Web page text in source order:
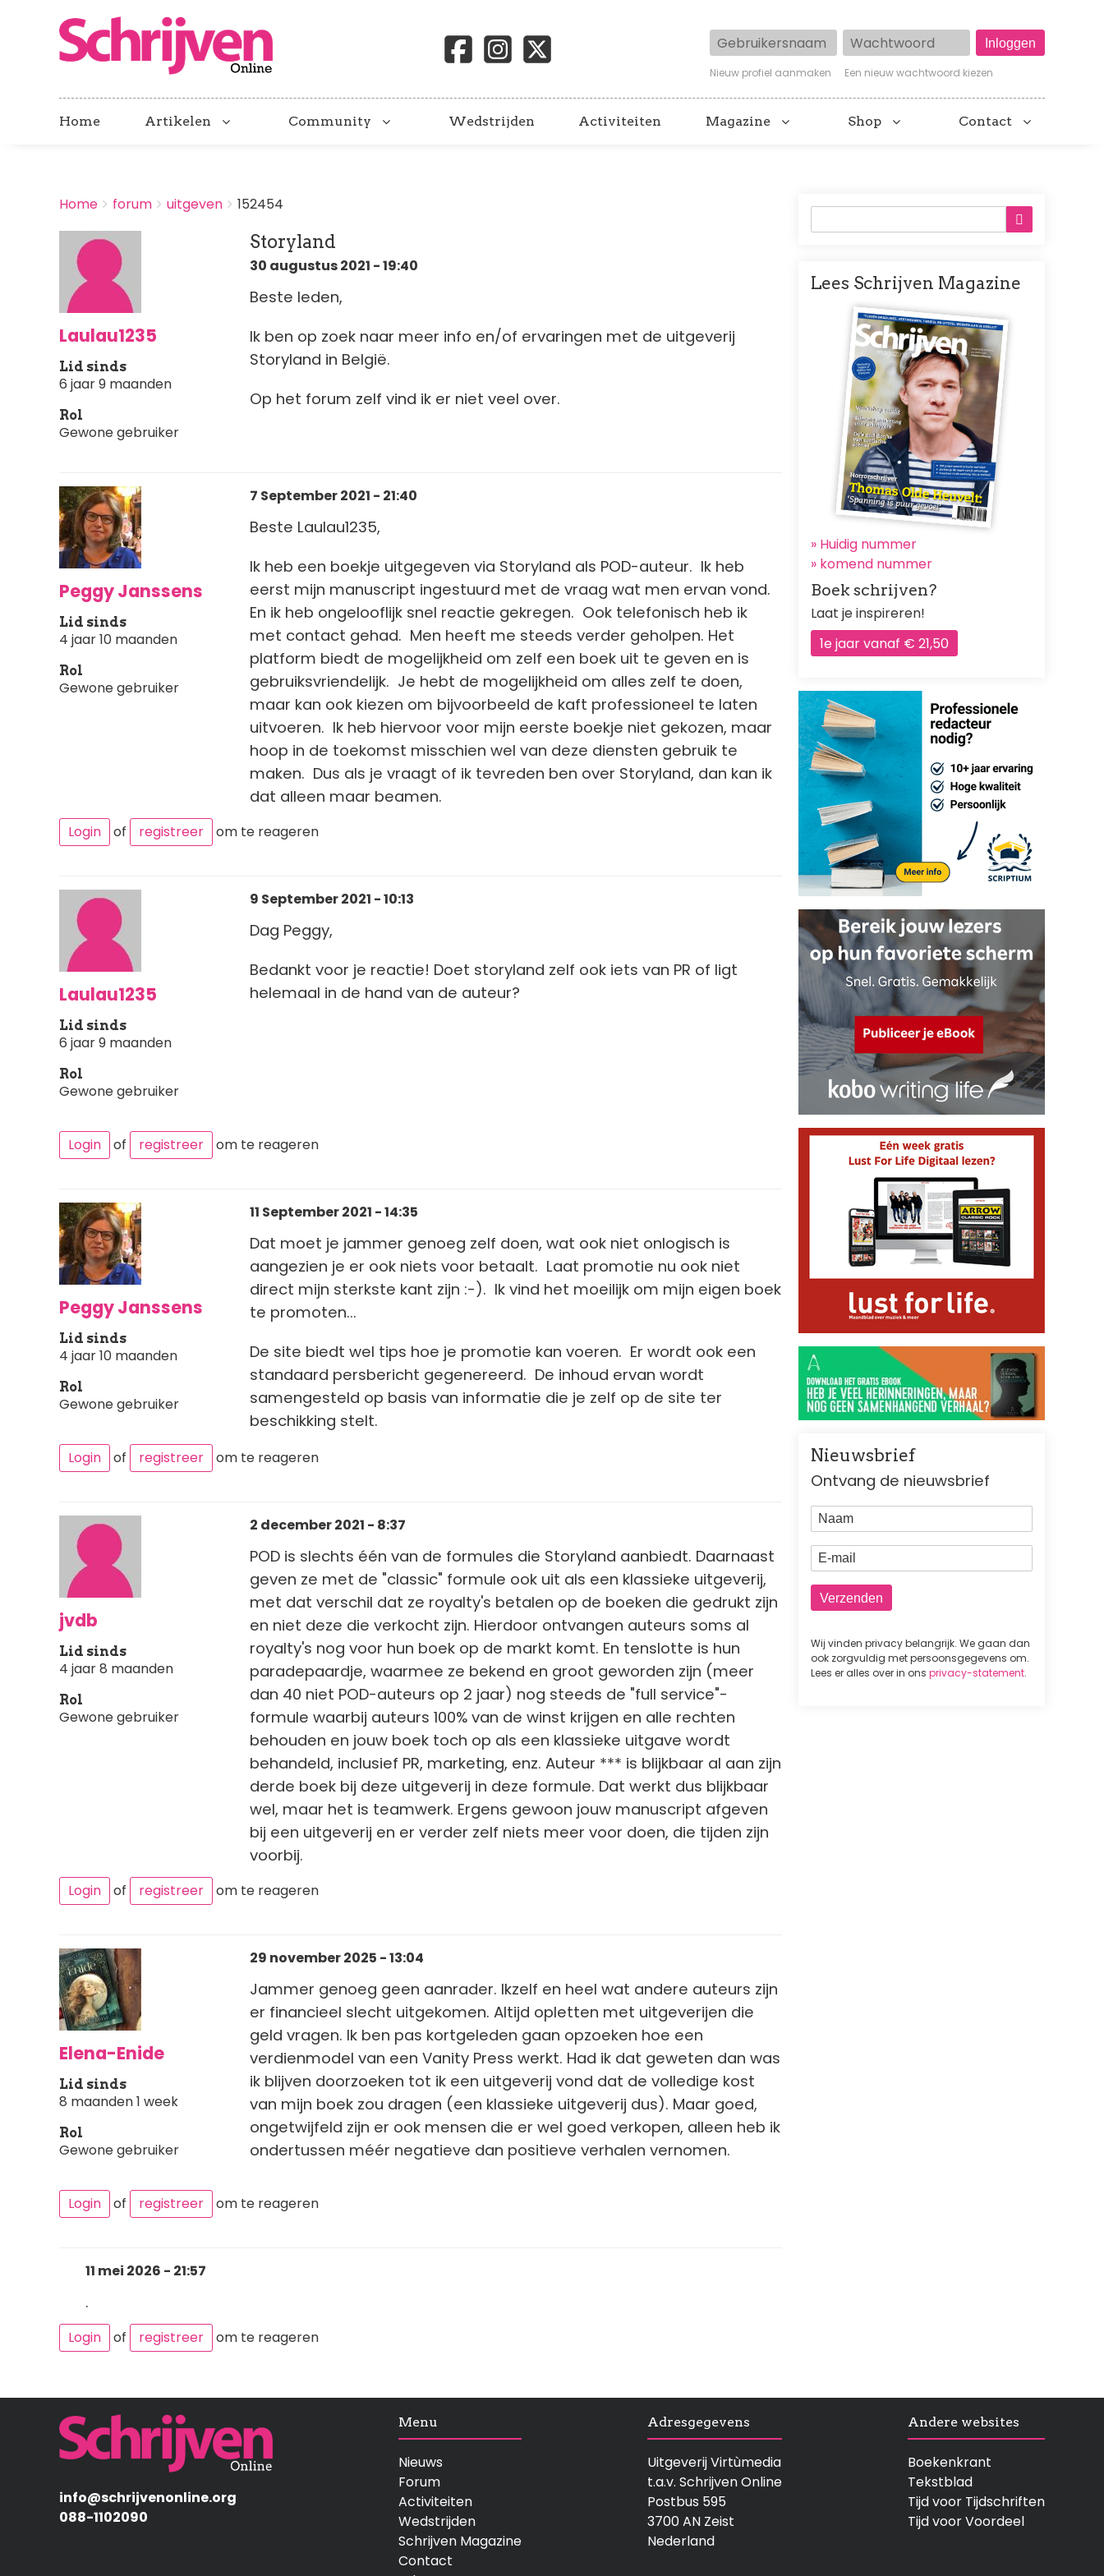
Gebruikersnaam Wachtwoord
Nieuw profiel aanmaken Een nieuw wachtwoord kiezen
Home Artikelen Community Wedstrijden Activiteiten Magazine Shop Contact
BREADCRUMBS
You
here:
Home forum uitgeven 152454
Laulau1235
Lid sinds
6 jaar 9 maanden
Rol
Gewone gebruiker
Storyland
30 augustus 2021 - 19:40
Beste leden,
Ik ben op zoek naar meer info en/of ervaringen met de uitgeverij
Storyland in België.
Op het forum zelf vind ik er niet veel over.
Peggy Janssens
Lid sinds
4 jaar 10 maanden
Rol
Gewone gebruiker
7 September 2021 - 21:40
Beste Laulau1235,
Ik heb een boekje uitgegeven via Storyland als POD-auteur. Ik heb
eerst mijn manuscript ingestuurd met de vraag wat men ervan vond.
En ik heb ongelooflijk snel reactie gekregen. Ook telefonisch heb ik
met contact gehad. Men heeft me steeds verder geholpen. Het
platform biedt de mogelijkheid om zelf een boek uit te geven en is
gebruiksvriendelijk. Je hebt de mogelijkheid om alles zelf te doen,
maar kan ook kiezen om bijvoorbeeld de kaft professioneel te laten
uitvoeren. Ik heb hiervoor voor mijn eerste boekje niet gekozen, maar
hoop in de toekomst misschien wel van deze diensten gebruik te
maken. Dus als je vraagt of ik tevreden ben over Storyland, dan kan ik
dat alleen maar beamen.
Login of registreer om te reageren
Laulau1235
Lid sinds
6 jaar 9 maanden
Rol
Gewone gebruiker
9 September 2021 - 10:13
Dag Peggy,
Bedankt voor je reactie! Doet storyland zelf ook iets van PR of ligt
helemaal in de hand van de auteur?
Login of registreer om te reageren
Peggy Janssens
Lid sinds
4 jaar 10 maanden
Rol
Gewone gebruiker
11 September 2021 - 14:35
Dat moet je jammer genoeg zelf doen, wat ook niet onlogisch is
aangezien je er ook niets voor betaalt. Laat promotie nu ook niet
direct mijn sterkste kant zijn :-). Ik vind het moeilijk om mijn eigen boek
te promoten...
De site biedt wel tips hoe je promotie kan voeren. Er wordt ook een
standaard persbericht gegenereerd. De inhoud ervan wordt
samengesteld op basis van informatie die je zelf op de site ter
beschikking stelt.
Login of registreer om te reageren
jvdb
Lid sinds
4 jaar 8 maanden
Rol
Gewone gebruiker
2 december 2021 - 8:37
POD is slechts één van de formules die Storyland aanbiedt. Daarnaast
geven ze met de "classic" formule ook uit als een klassieke uitgeverij,
met dat verschil dat ze royalty's betalen op de boeken die gedrukt zijn
en niet deze die verkocht zijn. Hierdoor ontvangen auteurs soms al
royalty's nog voor hun boek op de markt komt. En tenslotte is hun
paradepaardje, waarmee ze bekend en groot geworden zijn (meer
dan 40 niet POD-auteurs op 2 jaar) nog steeds de "full service"-
formule waarbij auteurs 100% van de winst krijgen en alle rechten
behouden en jouw boek toch op als een klassieke uitgave wordt
behandeld, inclusief PR, marketing, enz. Auteur *** is blijkbaar al aan zijn
derde boek bij deze uitgeverij in deze formule. Dat werkt dus blijkbaar
wel, maar het is teamwerk. Ergens gewoon jouw manuscript afgeven
bij een uitgeverij en er verder zelf niets meer voor doen, die tijden zijn
voorbij.
Login of registreer om te reageren
Elena-Enide
Lid sinds
8 maanden 1 week
Rol
Gewone gebruiker
29 november 2025 - 13:04
Jammer genoeg geen aanrader. Ikzelf en heel wat andere auteurs zijn
er financieel slecht uitgekomen. Altijd opletten met uitgeverijen die
geld vragen. Ik ben pas kortgeleden gaan opzoeken hoe een
verdienmodel van een Vanity Press werkt. Had ik dat geweten dan was
ik blijven doorzoeken tot ik een uitgeverij vond dat de volledige kost
van mijn boek zou dragen (een klassieke uitgeverij dus). Maar goed,
ongetwijfeld zijn er ook mensen die er wel goed verkopen, alleen heb ik
ondertussen méér negatieve dan positieve verhalen vernomen.
Login of registreer om te reageren
11 mei 2026 - 21:57
.
Login of registreer om te reageren
Lees Schrijven Magazine
Afbeelding
» Huidig nummer
» komend nummer
Boek schrijven?
Laat je inspireren!
1e jaar vanaf € 21,50
Nieuwsbrief
Ontvang de nieuwsbrief
Naam
E-mail
Wij vinden privacy belangrijk. We gaan dan
ook zorgvuldig met persoonsgegevens om.
Lees er alles over in ons privacy-statement.
Afbeelding
info@schrijvenonline.org
088-1102090
Menu
Nieuws
Forum
Activiteiten
Wedstrijden
Schrijven Magazine
Contact
Adresgegevens
Uitgeverij Virtùmedia
t.a.v. Schrijven Online
Postbus 595
3700 AN Zeist
Nederland
Andere websites
Boekenkrant
Tekstblad
Tijd voor Tijdschriften
Tijd voor Voordeel